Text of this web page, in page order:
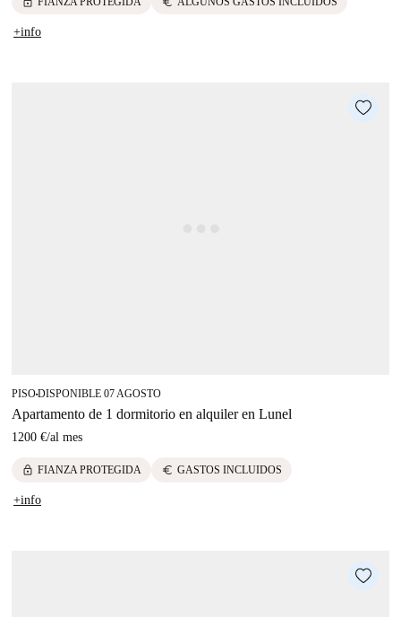
+info
PISO■DISPONIBLE 07 AGOSTO
Apartamento de 1 dormitorio en alquiler en Lunel
1200 €/al mes
lock FIANZA PROTEGIDA euro GASTOS INCLUIDOS
+info